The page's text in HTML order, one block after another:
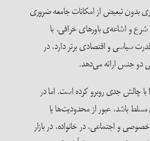
بدون تبعیض از امکانات جامعه ضروری
و اشاعه‌ی باورهای خرافی، با
سیاسی و اقتصادی برتر دارد، در
دو جنس ارائه می‌دهد.
چالش جدی روبرو کرده است. اما در
باشد، عبور از محدودیت‌ها یا
و اجتماعی، در خانواده، در بازار